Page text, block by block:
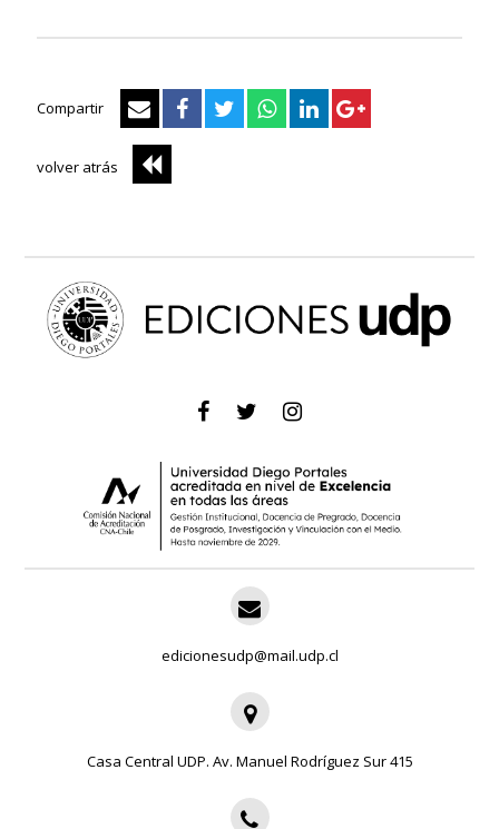
Compartir
volver atrás
edicionesudp@mail.udp.cl
Casa Central UDP. Av. Manuel Rodríguez Sur 415